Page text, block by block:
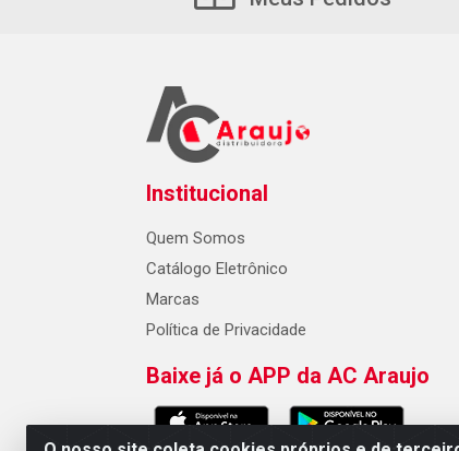
Institucional
Quem Somos
Catálogo Eletrônico
Marcas
Política de Privacidade
Baixe já o APP da AC Araujo